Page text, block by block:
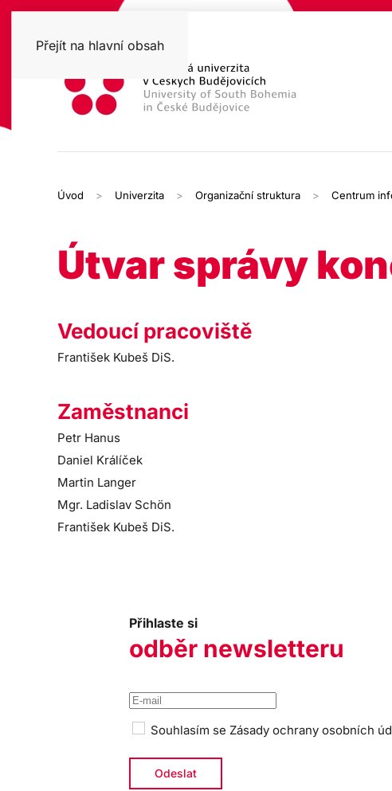
Přejít na hlavní obsah
Úvod Univerzita Organizační struktura Centrum
Útvar správy
Vedoucí pracoviště
František Kubeš DiS.
Zaměstnanci
Petr Hanus
Daniel Králíček
Martin Langer
Mgr. Ladislav Schön
František Kubeš DiS.
Přihlaste si
odběr newsletteru
Souhlasím se Zásady ochrany osobních